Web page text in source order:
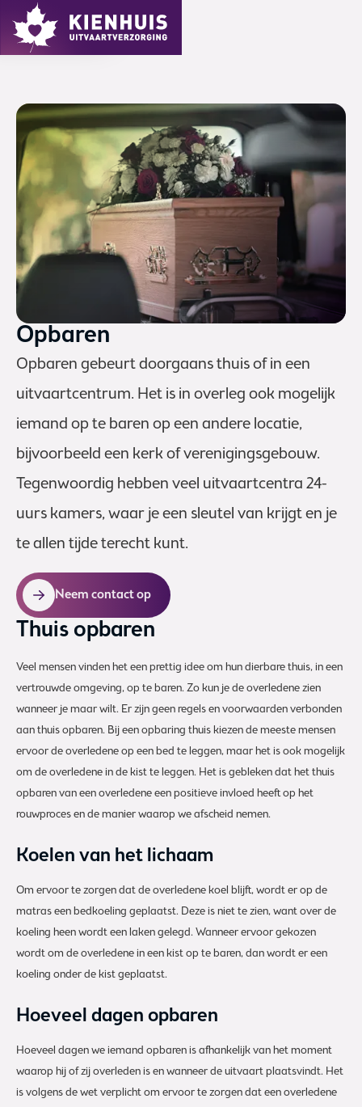
MENU
Opbaren
Opbaren gebeurt doorgaans thuis of in een
uitvaartcentrum. Het is in overleg ook mogelijk
iemand op te baren op een andere locatie,
bijvoorbeeld een kerk of verenigingsgebouw.
Tegenwoordig hebben veel uitvaartcentra 24-
uurs kamers, waar je een sleutel van krijgt en je
te allen tijde terecht kunt.
Neem contact op
Thuis opbaren
Veel mensen vinden het een prettig idee om hun dierbare thuis, in een
vertrouwde omgeving, op te baren. Zo kun je de overledene zien
wanneer je maar wilt. Er zijn geen regels en voorwaarden verbonden
aan thuis opbaren. Bij een opbaring thuis kiezen de meeste mensen
ervoor de overledene op een bed te leggen, maar het is ook mogelijk
om de overledene in de kist te leggen. Het is gebleken dat het thuis
opbaren van een overledene een positieve invloed heeft op het
rouwproces en de manier waarop we afscheid nemen.
Koelen van het lichaam
Om ervoor te zorgen dat de overledene koel blijft, wordt er op de
matras een bedkoeling geplaatst. Deze is niet te zien, want over de
koeling heen wordt een laken gelegd. Wanneer ervoor gekozen
wordt om de overledene in een kist op te baren, dan wordt er een
koeling onder de kist geplaatst.
Hoeveel dagen opbaren
Hoeveel dagen we iemand opbaren is afhankelijk van het moment
waarop hij of zij overleden is en wanneer de uitvaart plaatsvindt. Het
is volgens de wet verplicht om ervoor te zorgen dat een overledene